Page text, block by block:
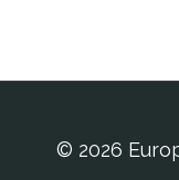
© 2026